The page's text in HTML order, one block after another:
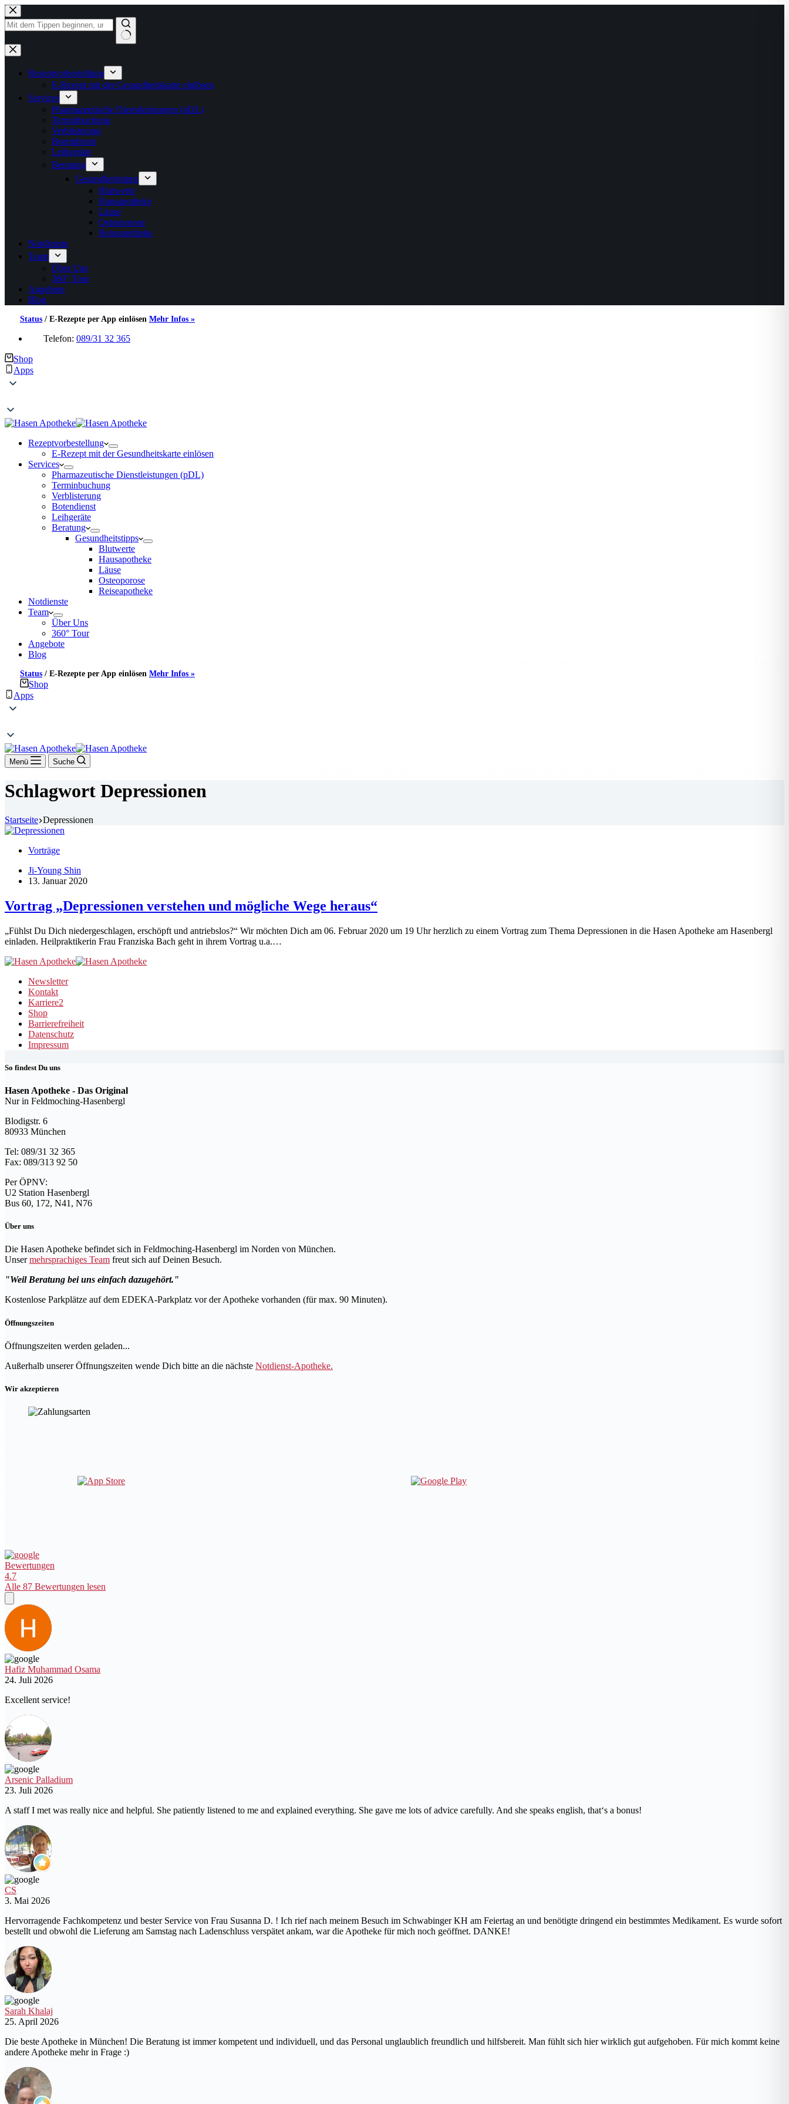
Zum
Inhalt
springen
Keine
Ergebnisse
Rezeptvorbestellung
E-Rezept mit der Gesundheitskarte einlösen
Services
Pharmazeutische Dienstleistungen (pDL)
Terminbuchung
Verblisterung
Botendienst
Leihgeräte
Beratung
Gesundheitstipps
Blutwerte
Hausapotheke
Läuse
Osteoporose
Reiseapotheke
Notdienste
Team
Über Uns
360° Tour
Angebote
Blog
Status / E-Rezepte per App einlösen Mehr Infos »
Telefon: 089/31 32 365
Shop
Apps
Rezeptvorbestellung
E-Rezept mit der Gesundheitskarte einlösen
Services
Pharmazeutische Dienstleistungen (pDL)
Terminbuchung
Verblisterung
Botendienst
Leihgeräte
Beratung
Gesundheitstipps
Blutwerte
Hausapotheke
Läuse
Osteoporose
Reiseapotheke
Notdienste
Team
Über Uns
360° Tour
Angebote
Blog
Status / E-Rezepte per App einlösen Mehr Infos »
Shop
Apps
Menü Suche
Schlagwort Depressionen
Startseite Depressionen
Vorträge
Ji-Young Shin
13. Januar 2020
Vortrag „Depressionen verstehen und mögliche Wege heraus“
„Fühlst Du Dich niedergeschlagen, erschöpft und antriebslos?“ Wir möchten Dich am 06. Februar 2020 um 19 Uhr herzlich zu einem Vortrag zum Thema Depressionen in die Hasen Apotheke am Hasenbergl
einladen. Heilpraktikerin Frau Franziska Bach geht in ihrem Vortrag u.a.…
Newsletter
Kontakt
Karriere2
Shop
Barrierefreiheit
Datenschutz
Impressum
So findest Du uns
Hasen Apotheke - Das Original
Nur in Feldmoching-Hasenbergl
Blodigstr. 6
80933 München
Tel: 089/31 32 365
Fax: 089/313 92 50
Per ÖPNV:
U2 Station Hasenbergl
Bus 60, 172, N41, N76
Über uns
Die Hasen Apotheke befindet sich in Feldmoching-Hasenbergl im Norden von München.
Unsermehrsprachiges Team freut sich auf Deinen Besuch.
Weil Beratung bei uns einfach dazugehört.
Kostenlose Parkplätze auf dem EDEKA-Parkplatz vor der Apotheke vorhanden (für max. 90 Minuten).
Öffnungszeiten
Öffnungszeiten werden geladen...
Außerhalb unserer Öffnungszeiten wende Dich bitte an die nächste Notdienst-Apotheke.
Wir akzeptieren
Bewertungen
4.7
Alle 87 Bewertungen lesen
Hafiz Muhammad Osama
24. Juli 2026
Excellent service!
Arsenic Palladium
23. Juli 2026
A staff I met was really nice and helpful. She patiently listened to me and explained everything. She gave me lots of advice carefully. And she speaks english, that‘s a bonus!
CS
3. Mai 2026
Hervorragende Fachkompetenz und bester Service von Frau Susanna D. ! Ich rief nach meinem Besuch im Schwabinger KH am Feiertag an und benötigte dringend ein bestimmtes Medikament. Es wurde sofort
bestellt und obwohl die Lieferung am Samstag nach Ladenschluss verspätet ankam, war die Apotheke für mich noch geöffnet. DANKE!
Sarah Khalaj
25. April 2026
Die beste Apotheke in München! Die Beratung ist immer kompetent und individuell, und das Personal unglaublich freundlich und hilfsbereit. Man fühlt sich hier wirklich gut aufgehoben. Für mich kommt keine
andere Apotheke mehr in Frage :)